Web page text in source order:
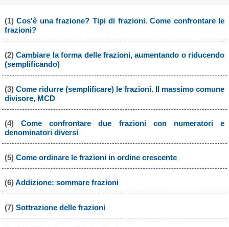
(1)Cos'è una frazione? Tipi di frazioni. Come confrontare le
frazioni?
(2)Cambiare la forma delle frazioni, aumentando o riducendo
(semplificando)
(3) Come ridurre (semplificare) le frazioni. Il massimo comune
divisore, MCD
(4) Come confrontare due frazioni con numeratori e
denominatori diversi
(5) Come ordinare le frazioni in ordine crescente
(6)Addizione: sommare frazioni
(7) Sottrazione delle frazioni